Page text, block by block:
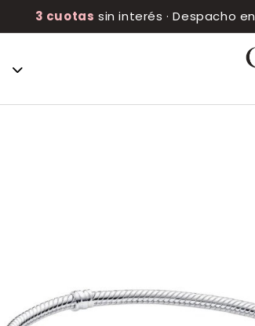
3 cuotas sin interés · Despacho en